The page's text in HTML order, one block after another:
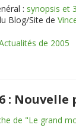
: synopsis et
Blog/Site de
de 2005
:
de "Le grand